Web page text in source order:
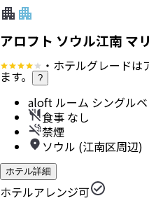
アロフト ソウル江南 マ
・ホテルグレード
ます。 ?
aloft ルーム シングル
食事 なし
禁煙
ソウル (江南区周辺)
ホテル詳細
ホテルアレンジ可